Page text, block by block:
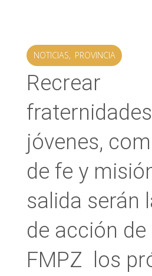
NOTICIAS, PROVINCIA
Recrear
jóvenes,
de fe y
salida serán
de acción de
FMPZ los